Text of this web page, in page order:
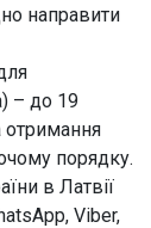
направити
– до 19
отримання
порядку.
в Латвії
Viber,